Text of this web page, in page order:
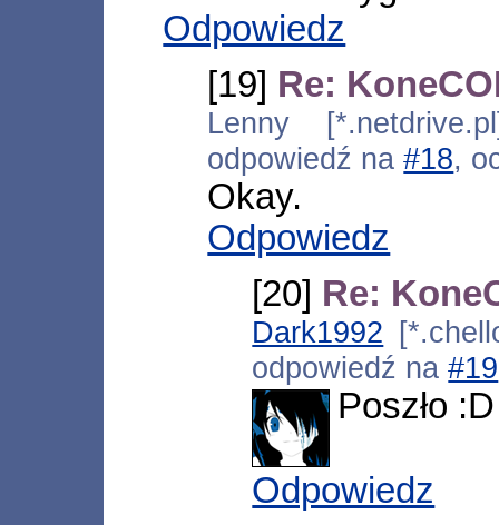
Odpowiedz
[19] Re:
Lenny
odpowiedź na#18,
Okay.
Odpowiedz
[20] Re:
Dark1992
odpowiedź na#19
Poszło :D
Odpowiedz